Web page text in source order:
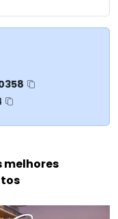
melhores